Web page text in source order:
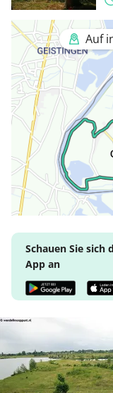
Auf
Schauen Sie sich
App an